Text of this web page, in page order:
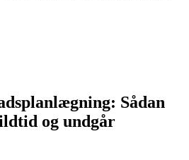
Sådan
og undgår